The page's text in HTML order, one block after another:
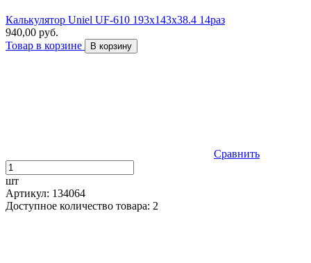
Калькулятор Uniel UF-610 193x143x38.4 14раз
940,00 руб.
Товар в корзине
В корзину
Сравнить
шт
Артикул: 134064
Доступное количество товара: 2